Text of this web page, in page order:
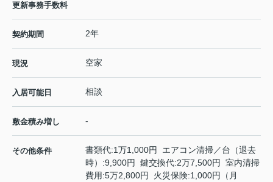
更新事務手数料
契約期間 2年
現況 空家
入居可能日 相談
敷金積み増し -
その他条件
書類代:1万1,000円 エアコン清掃／台（退去
時）:9,900円 鍵交換代:2万7,500円 室内清掃
費用:5万2,800円 火災保険:1,000円（月